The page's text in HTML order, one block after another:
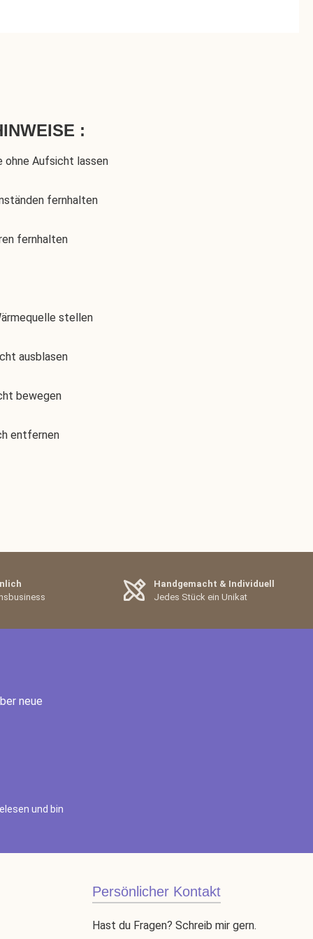
:
ohne Aufsicht lassen
fernhalten
fernhalten
stellen
ausblasen
bewegen
entfernen
Handgemacht & Individuell
Jedes Stück ein Unikat
neue
und bin
Persönlicher Kontakt
Hast du Fragen? Schreib mir gern.